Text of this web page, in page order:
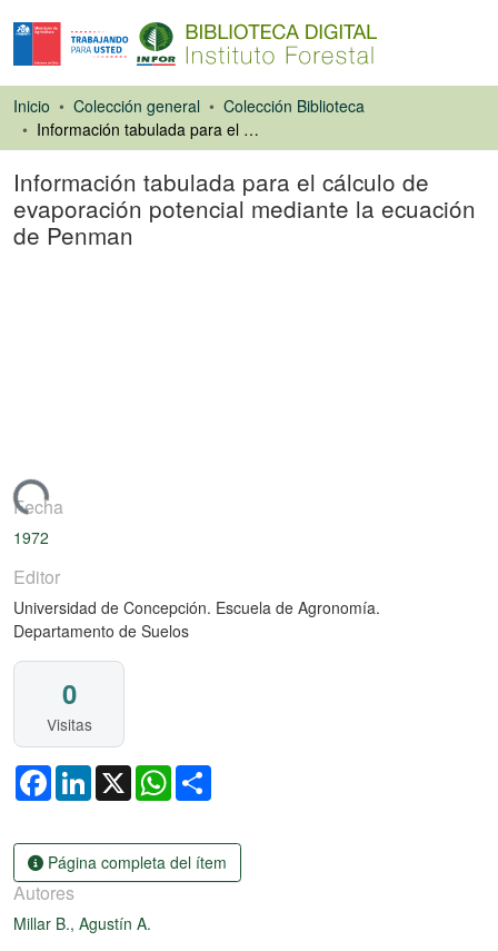
Inicio Colección general
Colección Biblioteca
Información tabulada para el cálculo de evaporación potencial mediante la ecuación de Penman
Información tabulada para el cálculo de
evaporación potencial mediante la ecuación
de Penman
Fecha
1972
Editor
Universidad de Concepción. Escuela de Agronomía.
Departamento de Suelos
0
Visitas
FacebookLinkedIn
X WhatsApp
Página completa del ítem
Autores
Millar B., Agustín A.